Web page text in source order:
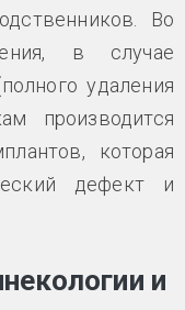
Во
в случае
удаления
производится
которая
дефект и
и